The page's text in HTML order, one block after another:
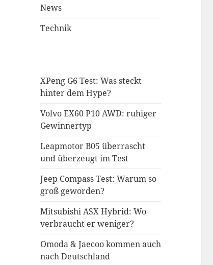
News
Technik
XPeng G6 Test: Was steckt
hinter dem Hype?
Volvo EX60 P10 AWD: ruhiger
Gewinnertyp
Leapmotor B05 überrascht
und überzeugt im Test
Jeep Compass Test: Warum so
groß geworden?
Mitsubishi ASX Hybrid: Wo
verbraucht er weniger?
Omoda & Jaecoo kommen auch
nach Deutschland